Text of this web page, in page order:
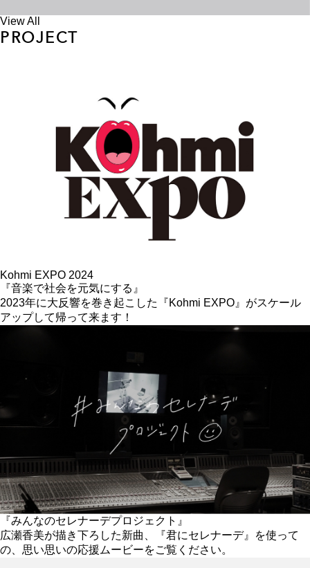
View All
PROJECT
Kohmi EXPO 2024
『音楽で社会を元気にする』
2023年に大反響を巻き起こした『Kohmi EXPO』がスケール
アップして帰って来ます！
『みんなのセレナーデプロジェクト』
広瀬香美が描き下ろした新曲、『君にセレナーデ』を使って
の、思い思いの応援ムービーをご覧ください。